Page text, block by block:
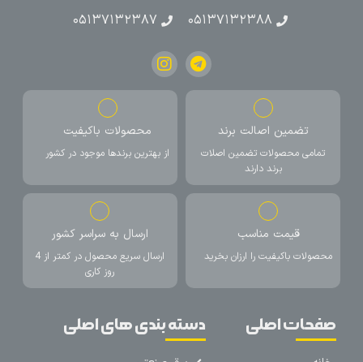
۰۵۱۳۷۱۳۲۳۸۸
۰۵۱۳۷۱۳۲۳۸۷
تضمین اصالت برند
تمامی محصولات تضمین اصلات
برند دارند
محصولات باکیفیت
از بهترین برندها موجود در کشور
قیمت مناسب
محصولات باکیفیت را ارزان بخرید
ارسال به سراسر کشور
ارسال سریع محصول در کمتر از 4
روز کاری
صفحات اصلی دسته بندی های اصلی